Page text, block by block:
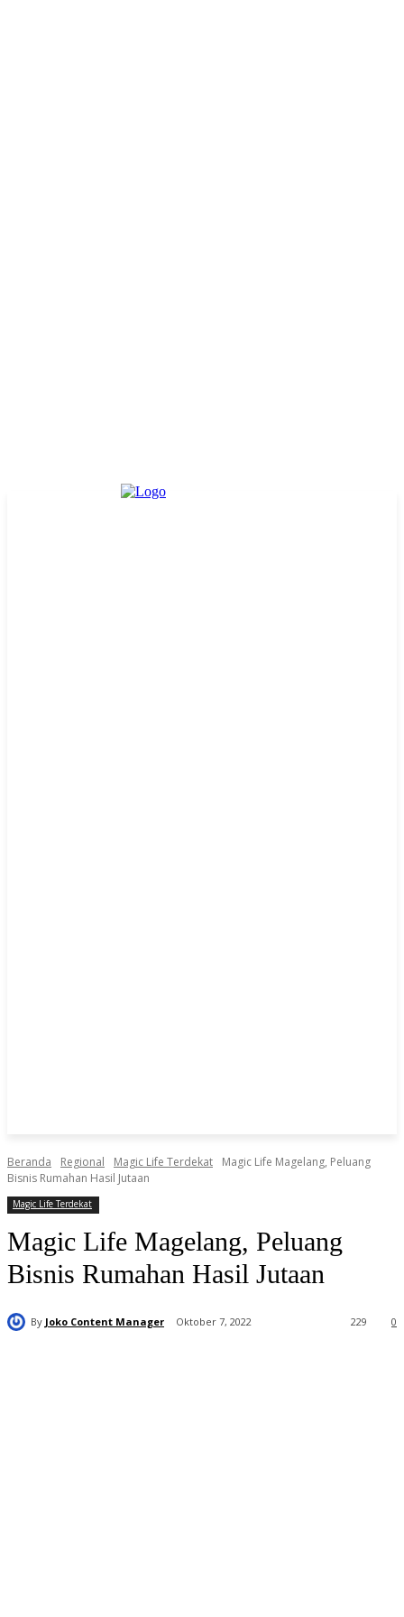
Beranda Regional Magic Life Terdekat
Magic Life Magelang, Peluang
Bisnis Rumahan Hasil Jutaan
Magic Life Terdekat
Magic Life Magelang, Peluang
Bisnis Rumahan Hasil Jutaan
By Joko Content Manager Oktober 7, 2022 0
229